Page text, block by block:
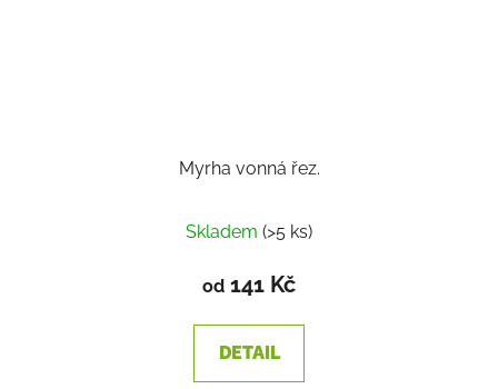
Myrha vonná řez.
Skladem (>5 ks)
od 141 Kč
DETAIL